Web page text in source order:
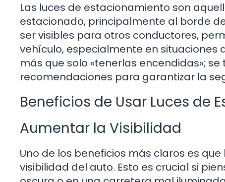
Las luces de estacionamiento son
estacionado, principalmente al borde
ser visibles para otros conductores,
vehículo, especialmente en situaciones
más que solo «tenerlas encendidas»;
recomendaciones para garantizar la
Beneficios de Usar Luces de
Aumentar la Visibilidad
Uno de los beneficios más claros es
visibilidad del auto. Esto es crucial si